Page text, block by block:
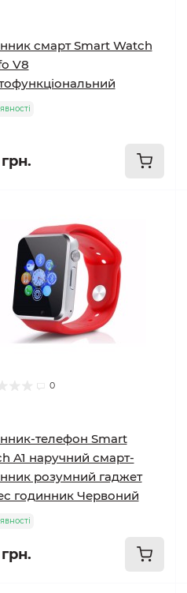
смарт Smart Watch
V8
0
телефон Smart
A1 наручний смарт-
розумний гаджет
годинник Червоний